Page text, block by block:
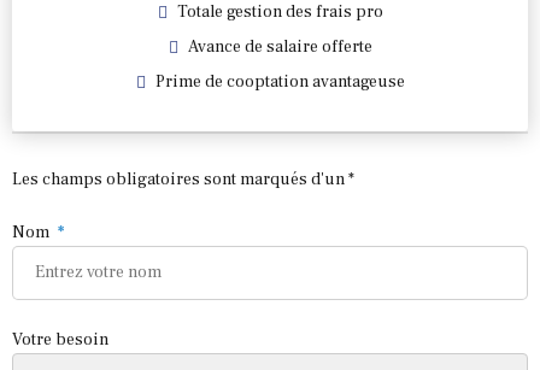
Totale gestion des frais pro
Avance de salaire offerte
Prime de cooptation avantageuse
Les champs obligatoires sont marqués d'un *
Nom
Votre besoin